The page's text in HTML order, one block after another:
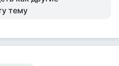
тему